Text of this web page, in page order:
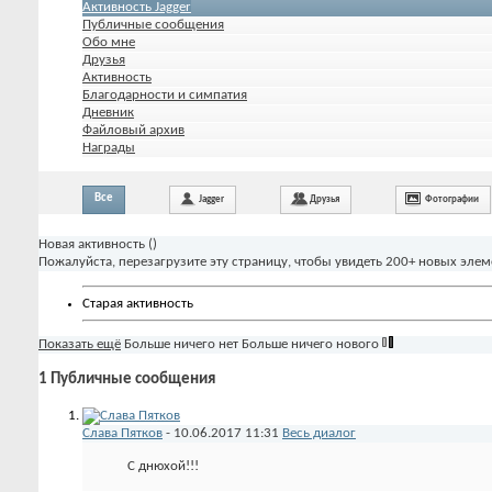
Активность Jagger
Публичные сообщения
Обо мне
Друзья
Активность
Благодарности и симпатия
Дневник
Файловый архив
Награды
Все Jagger Друзья Фотографии
Новая активность ()
Пожалуйста, перезагрузите эту страницу, чтобы увидеть 200+ новых
Старая активность
Показать ещё Больше ничего нет Больше ничего нового
1 Публичные сообщения
Слава Пятков - 10.06.2017 11:31 Весь диалог
С днюхой!!!